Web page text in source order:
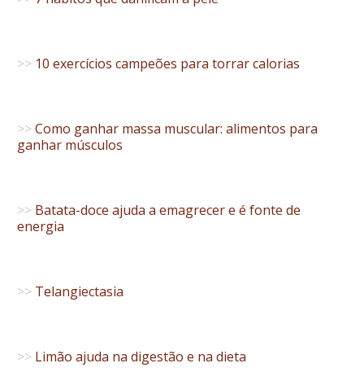
>> 10 exercícios campeões para torrar calorias
>> Como ganhar massa muscular: alimentos para
ganhar músculos
>> Batata-doce ajuda a emagrecer e é fonte de
energia
>> Telangiectasia
>> Limão ajuda na digestão e na dieta